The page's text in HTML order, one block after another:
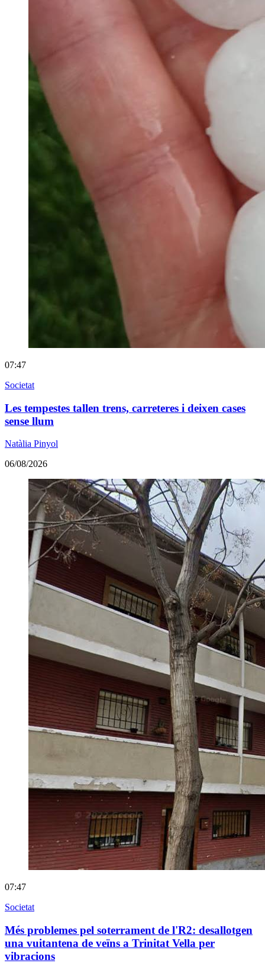
07:47
Societat
Les tempestes tallen trens, carreteres i deixen cases
sense llum
Natàlia Pinyol
06/08/2026
07:47
Societat
Més problemes pel soterrament de l'R2: desallotgen
una vuitantena de veïns a Trinitat Vella per
vibracions